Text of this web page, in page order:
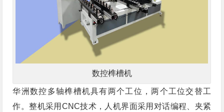
数控榫槽机
华洲数控多轴榫槽机具有两个工位，两个工位交替工
作。整机采用CNC技术，人机界面采用对话编程、夹紧